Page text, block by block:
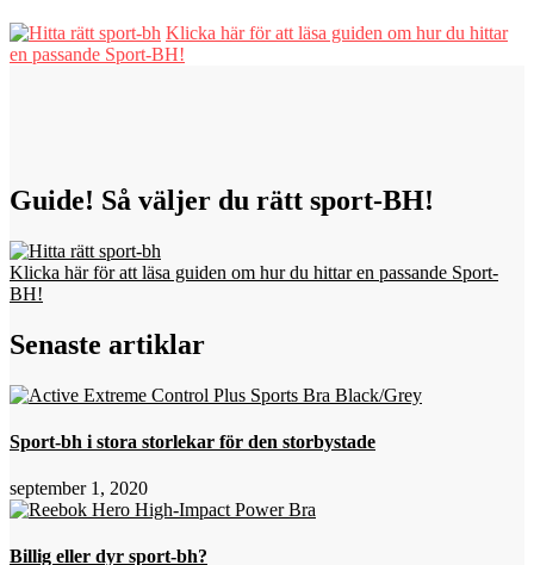
Klicka här för att läsa guiden om hur du hittar
en passande Sport-BH!
Guide! Så väljer du rätt sport-BH!
Klicka här för att läsa guiden om hur du hittar en passande Sport-
BH!
Senaste artiklar
Sport-bh i stora storlekar för den storbystade
september 1, 2020
Billig eller dyr sport-bh?